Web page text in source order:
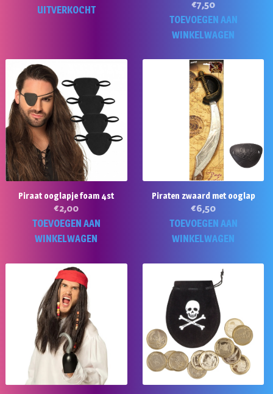
UITVERKOCHT
€7,50
TOEVOEGEN AAN
WINKELWAGEN
Piraat ooglapje foam 4st
€2,00
TOEVOEGEN AAN
WINKELWAGEN
Piraten zwaard met ooglap
€6,50
TOEVOEGEN AAN
WINKELWAGEN